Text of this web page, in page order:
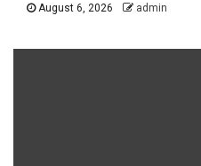
August 6, 2026 admin